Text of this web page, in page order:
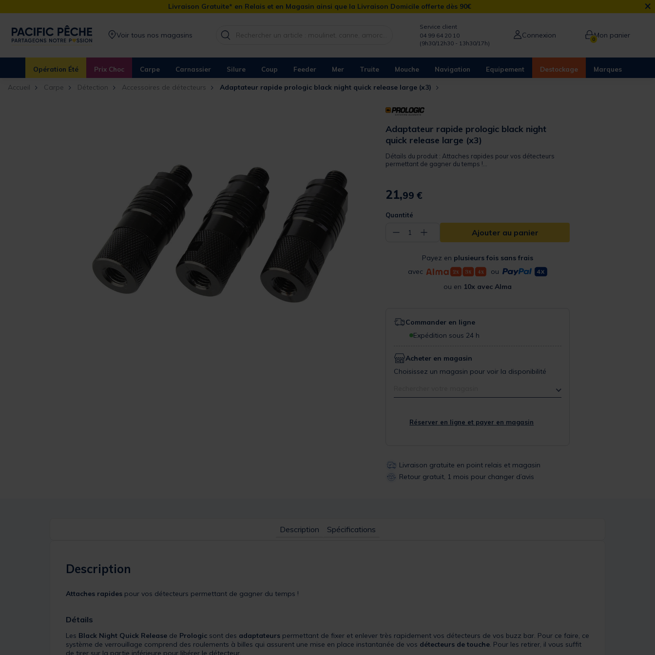
Livraison Gratuite* en Relais et en Magasin ainsi que la Livraison Domicile offerte dès 90€ ×
Voir tous nos magasins
Service client
04 99 64 20 10
(9h30/12h30 - 13h30/17h)
Connexion 0Mon panier
Opération Été Prix Choc Carpe Carnassier Silure Coup Feeder Mer Truite Mouche Navigation Equipement Destockage Marques
Accueil Carpe Détection Accessoires de détecteurs Adaptateur rapide prologic black night quick release large (x3)
Adaptateur rapide prologic black night
quick release large (x3)
Détails du produit : Attaches rapides pour vos détecteurs
permettant de gagner du temps !...
21,99 €
Quantité
− 1 + Ajouter au panier
Payez en plusieurs fois sans frais
avec
ou
ou en 10x avec Alma
Commander en ligne
Expédition sous 24 h
Acheter en magasin
Choisissez un magasin pour voir la disponibilité
Réserver en ligne et payer en magasin
Livraison gratuite en point relais et magasin
Retour gratuit, 1 mois pour changer d’avis
Description Spécifications
Description
Attaches rapides pour vos détecteurs permettant de gagner du temps !
Détails
Les Black Night Quick Release de Prologic sont des adaptateurs permettant de fixer et enlever très rapidement vos détecteurs de vos buzz bar. Pour ce faire, ce
système de verrouillage comprend des roulements à billes qui assurent une mise en place instantanée de vos détecteurs de touche. Pour les retirer, il vous suffit
de tirer sur la partie inférieure pour libérer le détecteur.